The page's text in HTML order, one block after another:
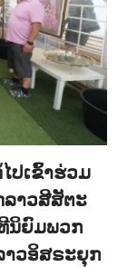
ປເຂົ້າຮ່ວມ
ລາວສີສັຕະ
ນິຍົມພວກ
າວອິສຣະຍຸກ